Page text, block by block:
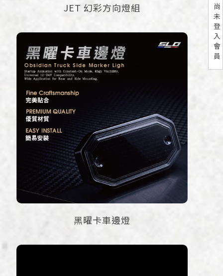
尚
未
登
入
會
員
JET 幻彩方向燈組
黑曜卡車邊燈